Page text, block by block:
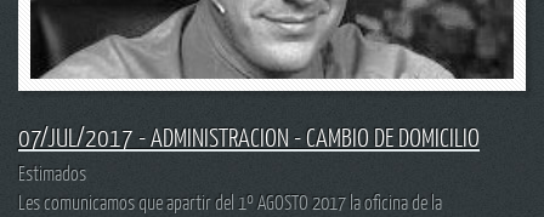
07/JUL/2017 - ADMINISTRACION - CAMBIO DE DOMICILIO
Estimados
Les comunicamos que apartir del 1º AGOSTO 2017 la oficina de la